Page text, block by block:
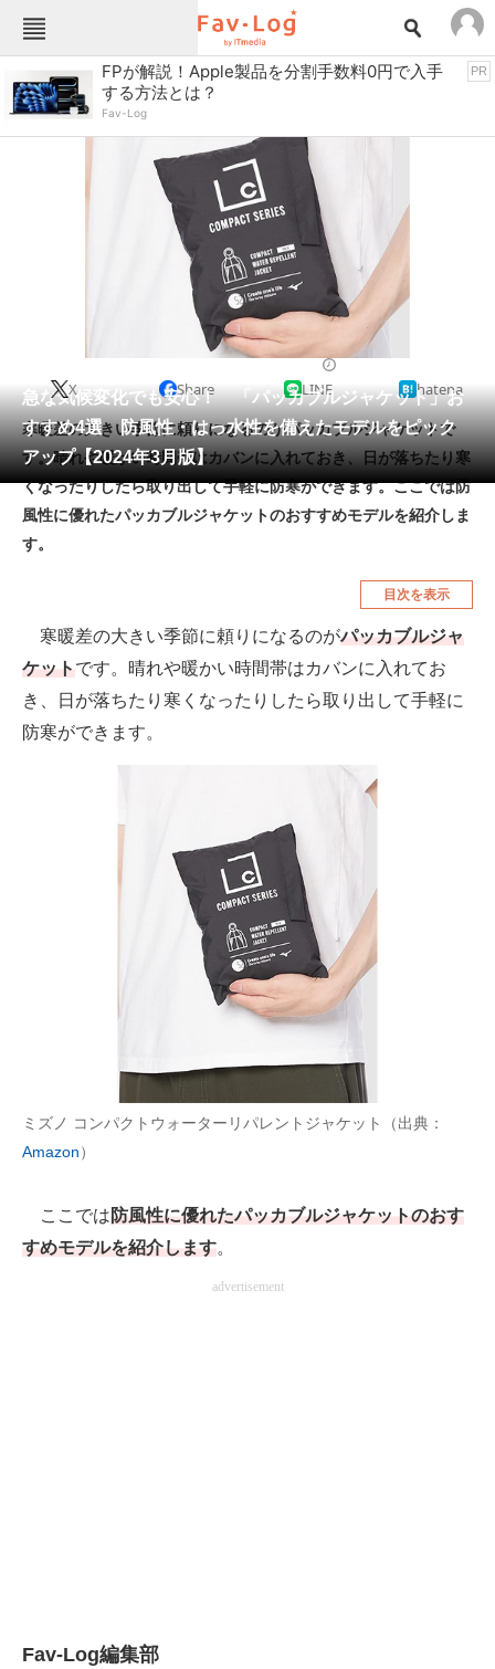
Fav-Logカテゴリー一覧
TOP
インテリア・収納 おもちゃ・ホビー
キッチン家電
ゲーム
スイーツ・お菓子
スマホ・携帯電話
ファッション
ペット 家電
工具・DIY 本・DVD・CD
生活家電 生活用品
空調・季節家電 美容・コスメ
メディア
スマホと通信の最新トレンド
進化するPCとデバイスの未来
好きが集まる 比べて選べる
ビジネスと働き方のヒント
企業ITのトレンドを詳説
経営リーダーのコミュニティ
ITエンジニア向け専門サイト
ちょっと気になるネットの話題
FPが解説！Apple製品を分割手数料0円で入手
する方法とは？
Fav-Log
PR
急な気候変化でも安心！ 「パッカブルジャケット」お
すすめ4選 防風性・はっ水性を備えたモデルをピック
アップ【2024年3月版】
X Share LINE hatena
寒暖差の大きい季節に頼りになるのがパッカブルジャケットで
す。晴れや暖かい時間帯はカバンに入れておき、日が落ちたり寒
くなったりしたら取り出して手軽に防寒ができます。ここでは防
風性に優れたパッカブルジャケットのおすすめモデルを紹介しま
す。
目次を表示
寒暖差の大きい季節に頼りになるのがパッカブルジャ
ケットです。晴れや暖かい時間帯はカバンに入れてお
き、日が落ちたり寒くなったりしたら取り出して手軽に
防寒ができます。
ミズノ コンパクトウォーターリパレントジャケット（出典：
Amazon）
ここでは防風性に優れたパッカブルジャケットのおす
すめモデルを紹介します。
advertisement
Fav-Log編集部